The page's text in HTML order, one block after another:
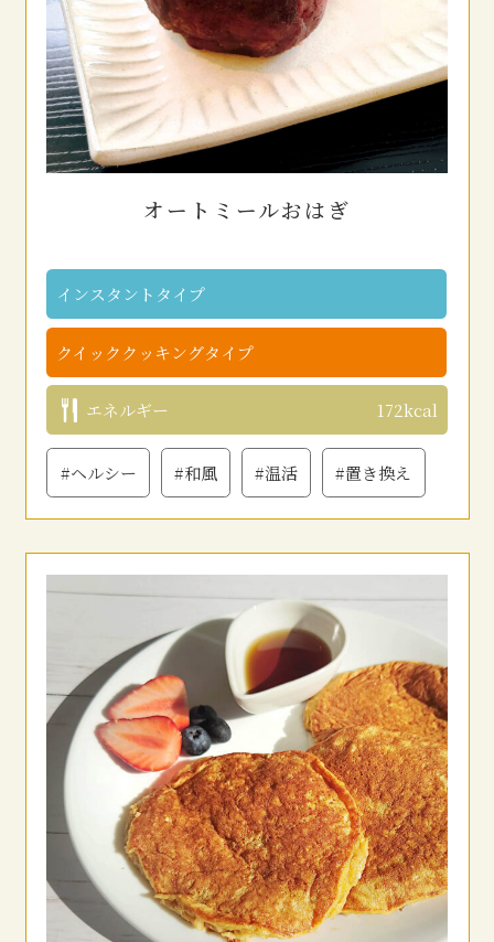
オートミールおはぎ
インスタントタイプ
クイッククッキングタイプ
エネルギー 172kcal
#ヘルシー #和風 #温活 #置き換え